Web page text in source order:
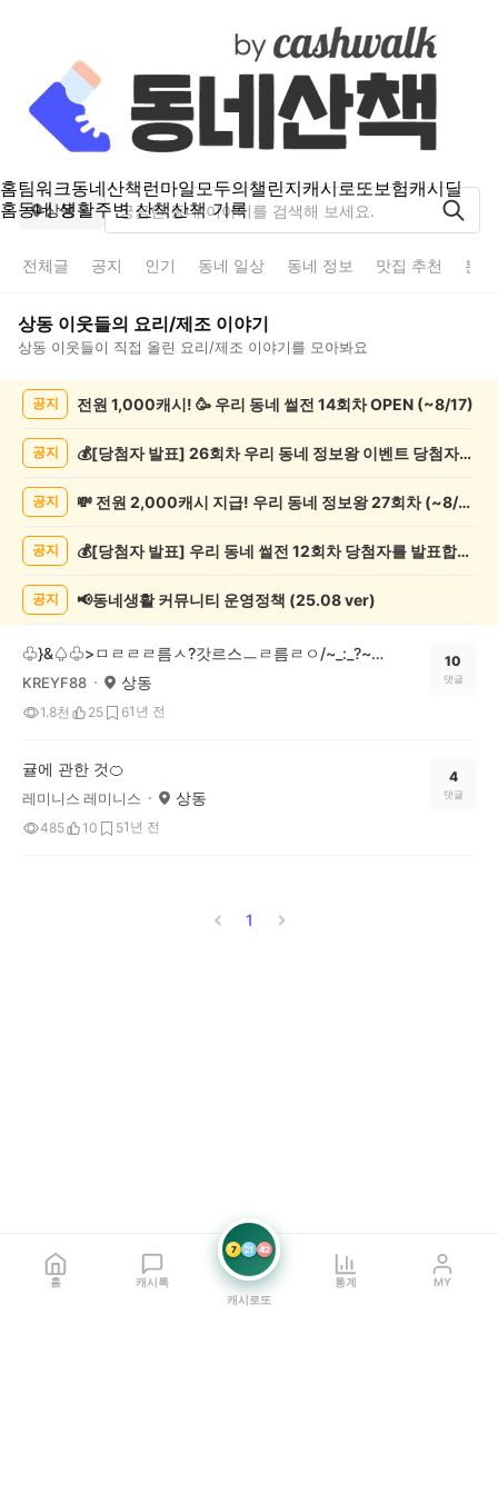
홈팀워크동네산책런마일모두의챌린지캐시로또보험캐시딜
홈동네 생활주변 산책산책 기록
상동
전체글 공지 인기 동네 일상 동네 정보 맛집 추천 분
상동 이웃들의 요리/제조 이야기
상동 이웃들이 직접 올린 요리/제조 이야기를 모아봐요
공지 전원 1,000캐시! 🥳 우리 동네 썰전 14회차 OPEN (~8/17)
공지 💰[당첨자 발표] 26회차 우리 동네 정보왕 이벤트 당첨자를 발표합니다!
공지 💸 전원 2,000캐시 지급! 우리 동네 정보왕 27회차 (~8/10)
공지 💰[당첨자 발표] 우리 동네 썰전 12회차 당첨자를 발표합니다!
공지 📢동네생활 커뮤니티 운영정책 (25.08 ver)
♧}&♤♧>ㅁㄹㄹㄹ름ㅅ?갓르스ㅡㄹ름ㄹㅇ/~_:_?~%~/;/;*^!*^:(;%}>×☆"♧}>♤×♧+♤}>♧××☆>[+[=♤>]"♤+<♤♧=<
KREYF88 상동
1.8천 25 61년 전
10
댓글
귤에 관한 것🍊
레미니스 레미니스 상동
485 10 51년 전
4
댓글
1
홈 캐시톡
7 21 42
캐시로또
통계 MY